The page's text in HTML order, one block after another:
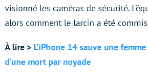
visionné les caméras de sécurité.
alors comment le larcin a été
À lire > L’iPhone 14 sauve une
d’une mort par noyade